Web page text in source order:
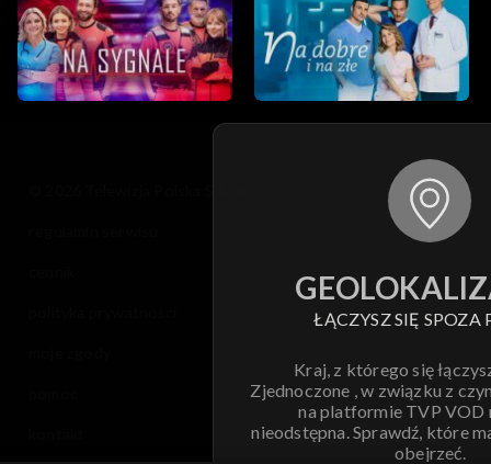
ŁĄCZYSZ SIĘ SPOZA
Kraj, z którego się
Zjednoczone , w związku z
na platformie TVP VOD
nieodstępna. Sprawdź, które
obejrzeć.